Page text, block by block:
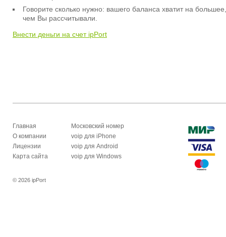
Говорите сколько нужно: вашего баланса хватит на большее,
чем Вы рассчитывали.
Внести деньги на счет ipPort
Главная
О компании
Лицензии
Карта сайта
Московский номер
voip для iPhone
voip для Android
voip для Windows
© 2026 ipPort